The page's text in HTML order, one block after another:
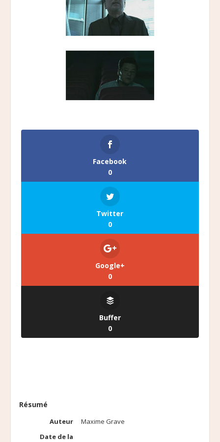
Facebook
0
Twitter
0
Google+
0
Buffer
0
Résumé
Auteur
Maxime Grave
Date de la